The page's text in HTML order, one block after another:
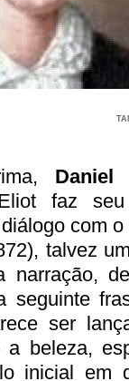
faz seu
com
talvez
narração,
seguinte
ser
a beleza,
inicial em